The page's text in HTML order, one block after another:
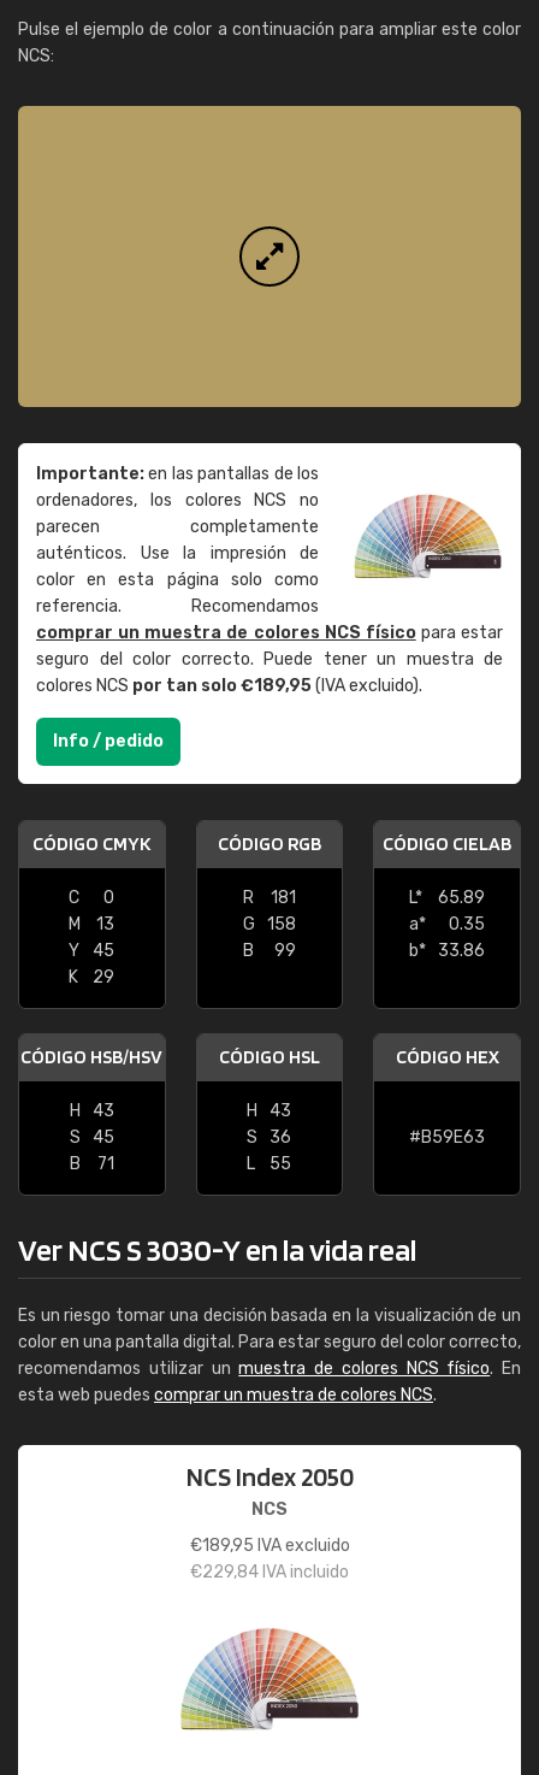
Pulse el ejemplo de color a continuación para ampliar este color
NCS:
Importante:en las pantallas de los
ordenadores, los colores NCS no
parecen completamente
auténticos. Use la impresión de
color en esta página solo como
referencia. Recomendamos
comprar un muestra de colores NCS físicopara estar
seguro del color correcto. Puede tener un muestra de
colores NCS por tan solo €189,95(IVA excluido).
Info / pedido
CÓDIGO CMYK
C
0
M
13
Y
45
K
29
CÓDIGO RGB
R
181
G
158
B
99
CÓDIGO CIELAB
L*
65.89
a*
0.35
b*
33.86
CÓDIGO HSB/HSV
H
43
S
45
B
71
CÓDIGO HSL
H
43
S
36
L
55
CÓDIGO HEX
#B59E63
Ver NCS S 3030-Y en la vida real
Es un riesgo tomar una decisión basada en la visualización de un
color en una pantalla digital. Para estar seguro del color correcto,
recomendamos utilizar unmuestra de colores NCS físico. En
esta web puedes comprar un muestra de colores NCS.
NCS Index 2050
NCS
€189,95 IVA excluido
€229,84 IVA incluido